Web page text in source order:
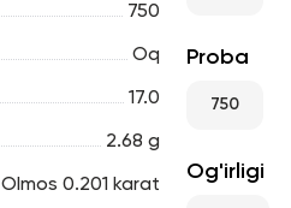
750
Oq
17.0
2.68 g
Olmos 0.201 karat
Proba
750
Og'irligi